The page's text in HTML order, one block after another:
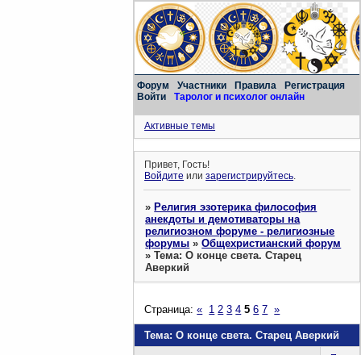
Форум Участники Правила
Регистрация
Войти
Таролог и психолог онлайн
Активные темы
Привет, Гость!
Войдите илизарегистрируйтесь.
»Религия эзотерика философия
анекдоты и демотиваторы на
религиозном форуме - религиозные
форумы »Общехристианский форум
»Тема: О конце света. Старец
Аверкий
Тема: О конце света. Старец Аверкий
Страница:« 1 2 3 4 5 6 7 »